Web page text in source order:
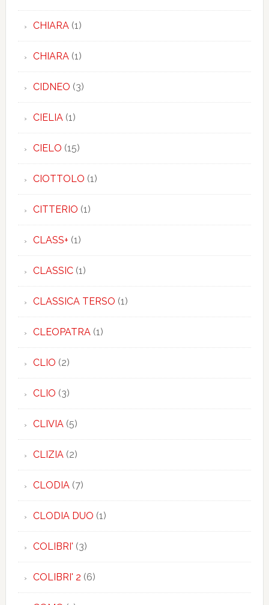
CHIARA(1)
CHIARA(1)
CIDNEO (3)
CIELIA(1)
CIELO (15)
CIOTTOLO (1)
CITTERIO (1)
CLASS+ (1)
CLASSIC(1)
CLASSICA TERSO (1)
CLEOPATRA(1)
CLIO (2)
CLIO (3)
CLIVIA(5)
CLIZIA(2)
CLODIA(7)
CLODIA DUO (1)
COLIBRI' (3)
COLIBRI' 2 (6)